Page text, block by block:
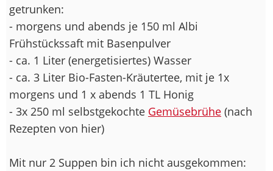
getrunken:
- morgens und abends je 150 ml Albi
Frühstückssaft mit Basenpulver
- ca. 1 Liter (energetisiertes) Wasser
- ca. 3 Liter Bio-Fasten-Kräutertee, mit je 1x
morgens und 1 x abends 1 TL Honig
- 3x 250 ml selbstgekochte Gemüsebrühe (nach
Rezepten von hier)
Mit nur 2 Suppen bin ich nicht ausgekommen: